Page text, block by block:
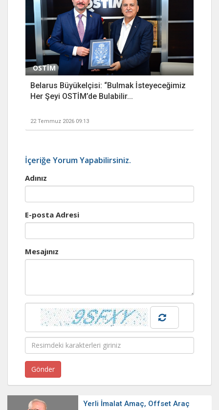
OSTİM
Belarus Büyükelçisi: “Bulmak İsteyeceğimiz
Her Şeyi OSTİM’de Bulabilir...
22 Temmuz 2026 09:13
İçeriğe Yorum Yapabilirsiniz.
Adınız
E-posta Adresi
Mesajınız
Yerli İmalat Amaç, Offset Araç